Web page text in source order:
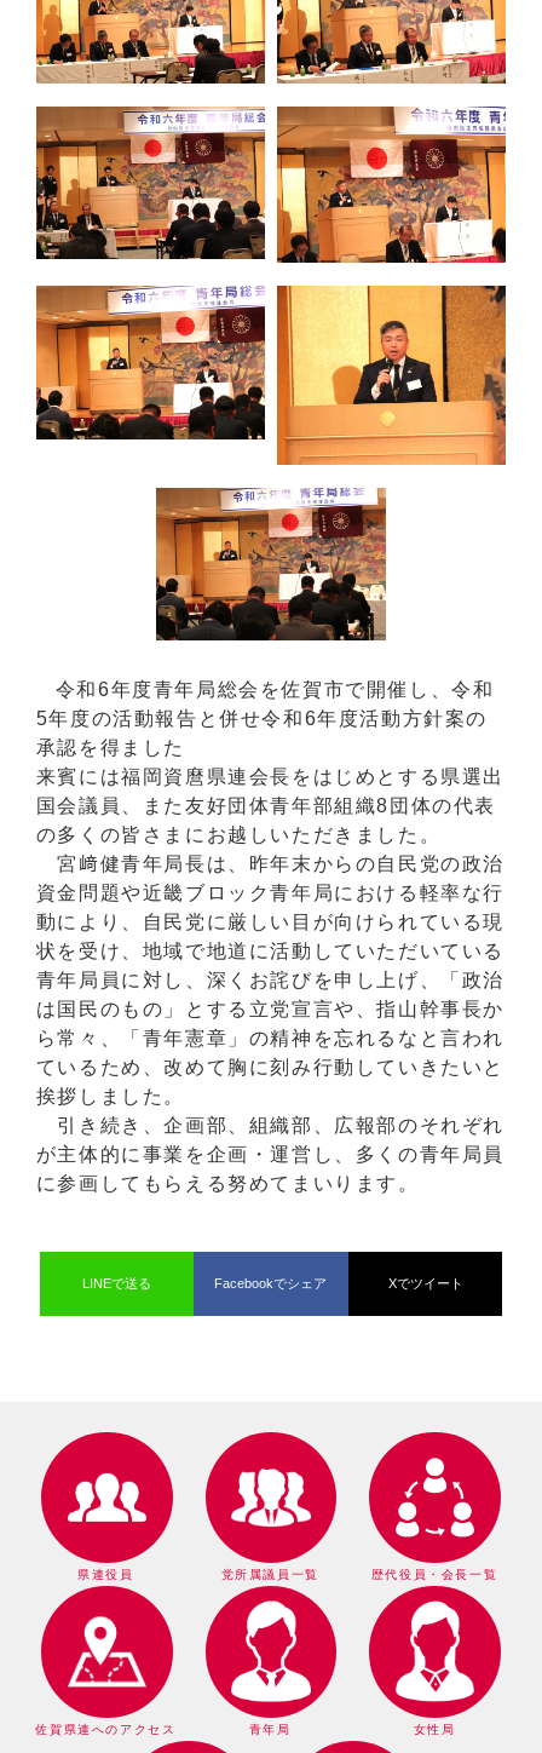
令和6年度青年局総会を佐賀市で開催し、令和
5年度の活動報告と併せ令和6年度活動方針案の
承認を得ました
来賓には福岡資麿県連会長をはじめとする県選出
国会議員、また友好団体青年部組織8団体の代表
の多くの皆さまにお越しいただきました。
宮﨑健青年局長は、昨年末からの自民党の政治
資金問題や近畿ブロック青年局における軽率な行
動により、自民党に厳しい目が向けられている現
状を受け、地域で地道に活動していただいている
青年局員に対し、深くお詫びを申し上げ、「政治
は国民のもの」とする立党宣言や、指山幹事長か
ら常々、「青年憲章」の精神を忘れるなと言われ
ているため、改めて胸に刻み行動していきたいと
挨拶しました。
引き続き、企画部、組織部、広報部のそれぞれ
が主体的に事業を企画・運営し、多くの青年局員
に参画してもらえる努めてまいります。
LINEで送る Facebookでシェア Xでツイート
県連役員 党所属議員一覧 歴代役員・会長一覧
佐賀県連へのアクセス 青年局 女性局